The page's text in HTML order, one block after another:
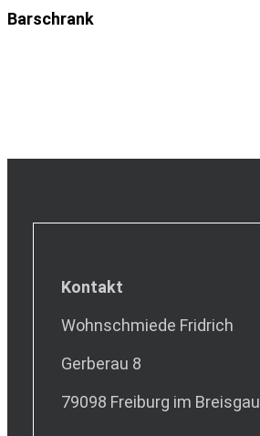
Barschrank
Kontakt
Wohnschmiede Fridrich
Gerberau 8
79098 Freiburg im Breisgau